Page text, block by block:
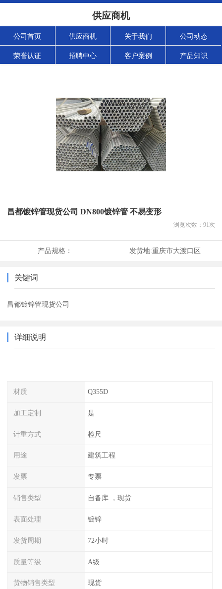
供应商机
公司首页 供应商机 关于我们 公司动态
荣誉认证 招聘中心 客户案例 产品知识
昌都镀锌管现货公司 DN800镀锌管 不易变形
浏览次数： 91次
产品规格： 发货地:重庆市大渡口区
关键词
昌都镀锌管现货公司
详细说明
材质 Q355D
加工定制 是
计重方式 检尺
用途 建筑工程
发票 专票
销售类型 自备库 ，现货
表面处理 镀锌
发货周期 72小时
质量等级 A级
货物销售类型 现货